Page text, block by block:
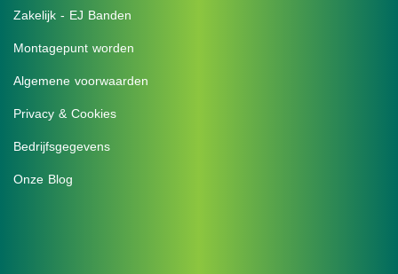
Zakelijk - EJ Banden
Montagepunt worden
Algemene voorwaarden
Privacy & Cookies
Bedrijfsgegevens
Onze Blog